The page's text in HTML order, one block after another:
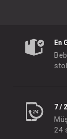
En
7 /
24